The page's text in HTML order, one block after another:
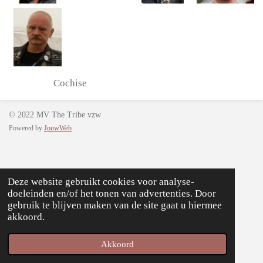
Deze website gebruikt cookies voor analyse-
doeleinden en/of het tonen van advertenties. Door
gebruik te blijven maken van de site gaat u hiermee
akkoord.
Akkoord
Cochise
© 2022 MV The Tribe vzw
Powered by JouwWeb